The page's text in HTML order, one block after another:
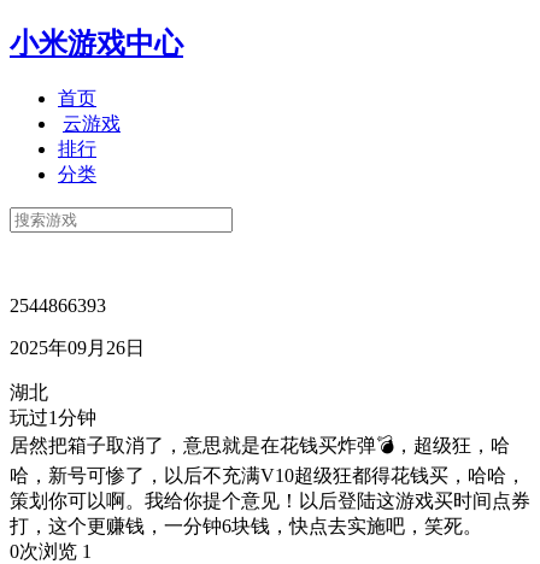
小米游戏中心
首页
云游戏
排行
分类
2544866393
2025年09月26日
湖北
玩过1分钟
居然把箱子取消了，意思就是在花钱买炸弹💣，超级狂，哈
哈，新号可惨了，以后不充满V10超级狂都得花钱买，哈哈，
策划你可以啊。我给你提个意见！以后登陆这游戏买时间点券
打，这个更赚钱，一分钟6块钱，快点去实施吧，笑死。
0次浏览 1